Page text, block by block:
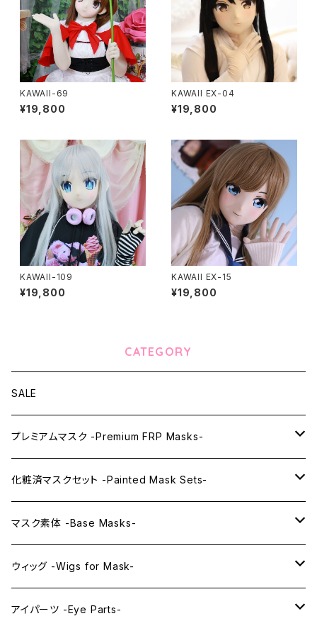
KAWAII-69
¥19,800
KAWAII EX-04
¥19,800
KAWAII-109
¥19,800
KAWAII EX-15
¥19,800
CATEGORY
SALE
プレミアムマスク -Premium FRP Masks-
KAWAII PREMIUM Mask & Wig Sets
プレミアムマスク素体-Premium base masks-
プレミアムウィッグ -Premium Wigs-
プレミアムレンズアイ -Premium Lens eye-
化粧済マスクセット -Painted Mask Sets-
KAWAII EX series
KAWAII series
IDOL series
マスク素体 -Base Masks-
アニメマスク -Anime Masks-
ドールマスク -Doll Masks-
ウィッグ -Wigs for Mask-
ロング -Long-
アイパーツ -Eye Parts-